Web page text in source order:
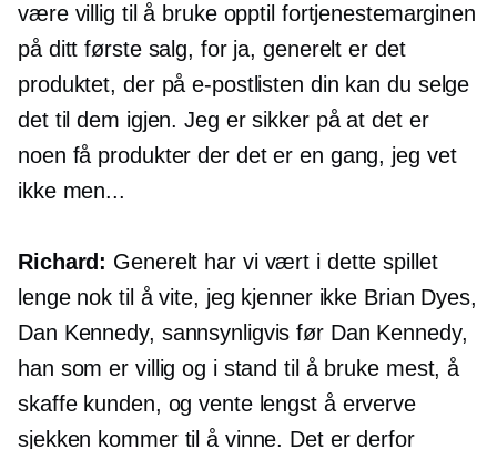
være villig til å bruke opptil fortjenestemarginen
på ditt første salg, for ja, generelt er det
produktet, der på e-postlisten din kan du selge
det til dem igjen. Jeg er sikker på at det er
noen få produkter der det er en gang, jeg vet
ikke men...
Richard: Generelt har vi vært i dette spillet
lenge nok til å vite, jeg kjenner ikke Brian Dyes,
Dan Kennedy, sannsynligvis før Dan Kennedy,
han som er villig og i stand til å bruke mest, å
skaffe kunden, og vente lengst å erverve
sjekken kommer til å vinne. Det er derfor